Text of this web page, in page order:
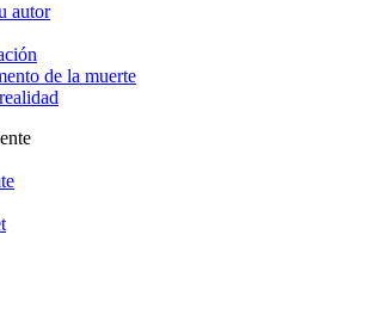
autor
de la muerte